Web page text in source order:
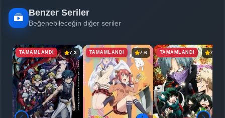
Benzer Seriler
Beğenebileceğin diğer seriler
TAMAMLANDI 7.3 TAMAMLANDI 7.6 TAMAMLANDI 7.2